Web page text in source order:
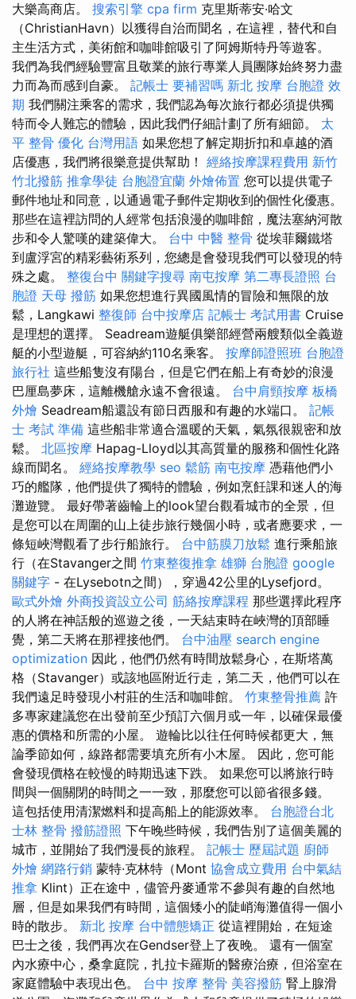
大樂高商店。 搜索引擎 cpa firm 克里斯蒂安·哈文
（ChristianHavn）以獲得自治而聞名，在這裡，替代和自
主生活方式，美術館和咖啡館吸引了阿姆斯特丹等遊客。
我們為我們經驗豐富且敬業的旅行專業人員團隊始終努力盡
力而為而感到自豪。 記帳士 要補習嗎 新北 按摩 台胞證 效
期 我們關注乘客的需求，我們認為每次旅行都必須提供獨
特而令人難忘的體驗，因此我們仔細計劃了所有細節。 太
平 整骨 優化 台灣用語 如果您想了解定期折扣和卓越的酒
店優惠，我們將很樂意提供幫助！ 經絡按摩課程費用 新竹
竹北撥筋 推拿學徒 台胞證宜蘭 外燴佈置 您可以提供電子
郵件地址和同意，以通過電子郵件定期收到的個性化優惠。
那些在這裡訪問的人經常包括浪漫的咖啡館，魔法塞納河散
步和令人驚嘆的建築偉大。 台中 中醫 整骨 從埃菲爾鐵塔
到盧浮宮的精彩藝術系列，您總是會發現我們可以發現的特
殊之處。 整復台中 關鍵字搜尋 南屯按摩 第二專長證照 台
胞證 天母 撥筋 如果您想進行異國風情的冒險和無限的放
鬆，Langkawi 整復師 台中按摩店 記帳士 考試用書 Cruise
是理想的選擇。 Seadream遊艇俱樂部經營兩艘類似全義遊
艇的小型遊艇，可容納約110名乘客。 按摩師證照班 台胞證
旅行社 這些船隻沒有陽台，但是它們在船上有奇妙的浪漫
巴厘島夢床，這離機艙永遠不會很遠。 台中肩頸按摩 板橋
外燴 Seadream船還設有節日西服和有趣的水端口。 記帳
士 考試 準備 這些船非常適合溫暖的天氣，氣氛很親密和放
鬆。 北區按摩 Hapag-Lloyd以其高質量的服務和個性化路
線而聞名。 經絡按摩教學 seo 鬆筋 南屯按摩 憑藉他們小
巧的艦隊，他們提供了獨特的體驗，例如烹飪課和迷人的海
灘遊覽。 最好帶著齒輪上的look望台觀看城市的全景，但
是您可以在周圍的山上徒步旅行幾個小時，或者應要求，一
條短峽灣觀看了步行船旅行。 台中筋膜刀放鬆 進行乘船旅
行（在Stavanger之間 竹東整復推拿 雄獅 台胞證 google
關鍵字 - 在Lysebotn之間），穿過42公里的Lysefjord。
歐式外燴 外商投資設立公司 筋絡按摩課程 那些選擇此程序
的人將在神話般的巡遊之後，一天結束時在峽灣的頂部睡
覺，第二天將在那裡接他們。 台中油壓 search engine
optimization 因此，他們仍然有時間放鬆身心，在斯塔萬
格（Stavanger）或該地區附近行走，第二天，他們可以在
我們遠足時發現小村莊的生活和咖啡館。 竹東整骨推薦 許
多專家建議您在出發前至少預訂六個月或一年，以確保最優
惠的價格和所需的小屋。 遊輪比以往任何時候都更大，無
論季節如何，線路都需要填充所有小木屋。 因此，您可能
會發現價格在較慢的時期迅速下跌。 如果您可以將旅行時
間與一個關閉的時間之一一致，那麼您可以節省很多錢。
這包括使用清潔燃料和提高船上的能源效率。 台胞證台北
士林 整骨 撥筋證照 下午晚些時候，我們告別了這個美麗的
城市，並開始了我們漫長的旅程。 記帳士 歷屆試題 廚師
外燴 網路行銷 蒙特·克林特（Mont 協會成立費用 台中氣結
推拿 Klint）正在途中，儘管丹麥通常不參與有趣的自然地
層，但是如果我們有時間，這個矮小的陡峭海灘值得一個小
時的散步。 新北 按摩 台中體態矯正 從這裡開始，在短途
巴士之後，我們再次在Gendser登上了夜晚。 還有一個室
內水療中心，桑拿庭院，扎拉卡羅斯的醫療治療，但浴室在
家庭體驗中表現出色。 台中 按摩 整骨 美容撥筋 腎上腺滑